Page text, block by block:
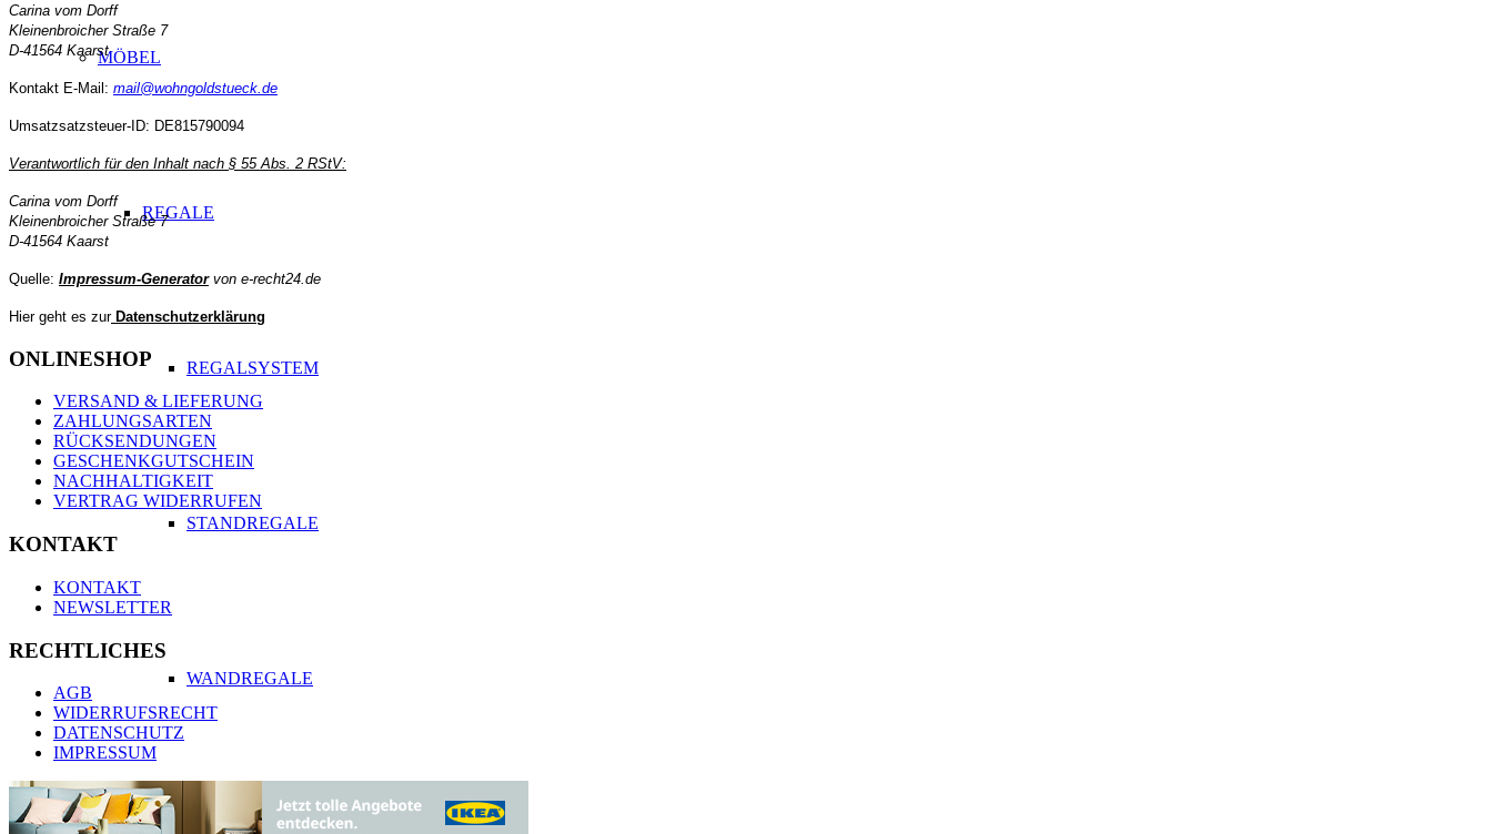
MÖBEL
REGALE
REGALSYSTEM
STANDREGALE
WANDREGALE
Carina vom Dorff
Kleinenbroicher Straße 7
D-41564 Kaarst
Kontakt E-Mail: mail@wohngoldstueck.de
Umsatzsatzsteuer-ID: DE815790094
Verantwortlich für den Inhalt nach § 55 Abs. 2 RStV:
Carina vom Dorff
Kleinenbroicher Straße 7
D-41564 Kaarst
Quelle: Impressum-Generator von e-recht24.de
Hier geht es zur Datenschutzerklärung
ONLINESHOP
VERSAND & LIEFERUNG
ZAHLUNGSARTEN
RÜCKSENDUNGEN
GESCHENKGUTSCHEIN
NACHHALTIGKEIT
VERTRAG WIDERRUFEN
KONTAKT
KONTAKT
NEWSLETTER
RECHTLICHES
AGB
WIDERRUFSRECHT
DATENSCHUTZ
IMPRESSUM